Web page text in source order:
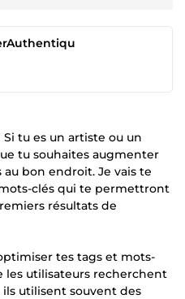
tu es un artiste ou un
tu souhaites augmenter
bon endroit. Je vais te
clés qui te permettront
résultats de
tes tags et mots-
les utilisateurs recherchent
utilisent souvent des